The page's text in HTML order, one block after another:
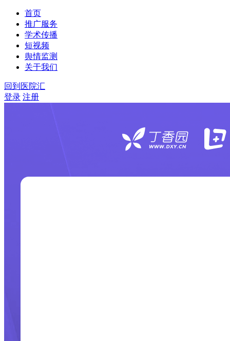
首页
推广服务
学术传播
短视频
舆情监测
关于我们
回到医院汇
登录 注册